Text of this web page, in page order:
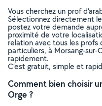
Vous cherchez un prof
Sélectionnez directement
postez votre demande
proximité de votre
relation avec tous les profs
particuliers, à Morsang-
rapidement.
C’est gratuit, simple et
Comment bien choisir
Orge ?